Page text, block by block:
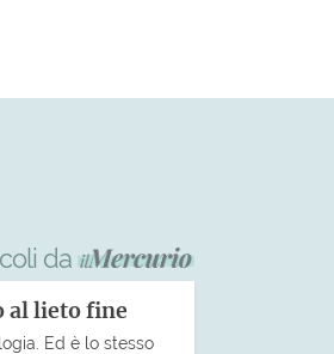
da
al lieto fine
Ed è lo stesso